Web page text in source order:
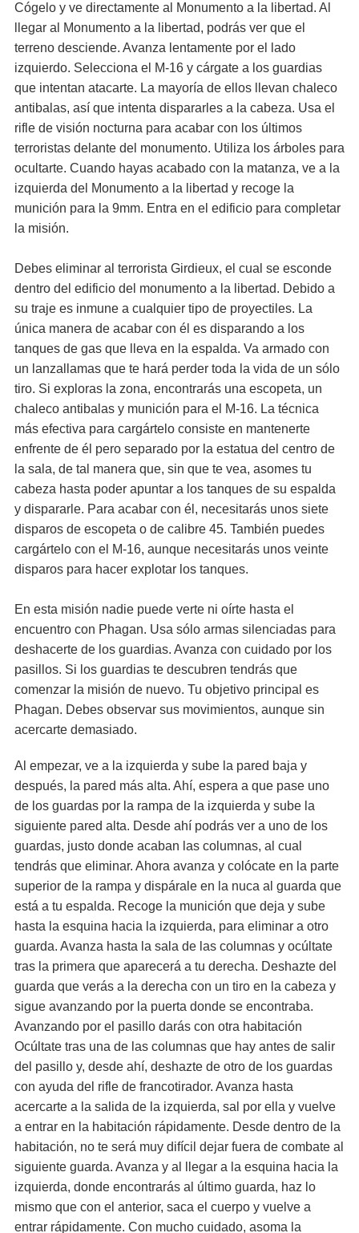
Cógelo y ve directamente al Monumento a la libertad. Al
llegar al Monumento a la libertad, podrás ver que el
terreno desciende. Avanza lentamente por el lado
izquierdo. Selecciona el M-16 y cárgate a los guardias
que intentan atacarte. La mayoría de ellos llevan chaleco
antibalas, así que intenta dispararles a la cabeza. Usa el
rifle de visión nocturna para acabar con los últimos
terroristas delante del monumento. Utiliza los árboles para
ocultarte. Cuando hayas acabado con la matanza, ve a la
izquierda del Monumento a la libertad y recoge la
munición para la 9mm. Entra en el edificio para completar
la misión.
Debes eliminar al terrorista Girdieux, el cual se esconde
dentro del edificio del monumento a la libertad. Debido a
su traje es inmune a cualquier tipo de proyectiles. La
única manera de acabar con él es disparando a los
tanques de gas que lleva en la espalda. Va armado con
un lanzallamas que te hará perder toda la vida de un sólo
tiro. Si exploras la zona, encontrarás una escopeta, un
chaleco antibalas y munición para el M-16. La técnica
más efectiva para cargártelo consiste en mantenerte
enfrente de él pero separado por la estatua del centro de
la sala, de tal manera que, sin que te vea, asomes tu
cabeza hasta poder apuntar a los tanques de su espalda
y dispararle. Para acabar con él, necesitarás unos siete
disparos de escopeta o de calibre 45. También puedes
cargártelo con el M-16, aunque necesitarás unos veinte
disparos para hacer explotar los tanques.
En esta misión nadie puede verte ni oírte hasta el
encuentro con Phagan. Usa sólo armas silenciadas para
deshacerte de los guardias. Avanza con cuidado por los
pasillos. Si los guardias te descubren tendrás que
comenzar la misión de nuevo. Tu objetivo principal es
Phagan. Debes observar sus movimientos, aunque sin
acercarte demasiado.
Al empezar, ve a la izquierda y sube la pared baja y
después, la pared más alta. Ahí, espera a que pase uno
de los guardas por la rampa de la izquierda y sube la
siguiente pared alta. Desde ahí podrás ver a uno de los
guardas, justo donde acaban las columnas, al cual
tendrás que eliminar. Ahora avanza y colócate en la parte
superior de la rampa y dispárale en la nuca al guarda que
está a tu espalda. Recoge la munición que deja y sube
hasta la esquina hacia la izquierda, para eliminar a otro
guarda. Avanza hasta la sala de las columnas y ocúltate
tras la primera que aparecerá a tu derecha. Deshazte del
guarda que verás a la derecha con un tiro en la cabeza y
sigue avanzando por la puerta donde se encontraba.
Avanzando por el pasillo darás con otra habitación
Ocúltate tras una de las columnas que hay antes de salir
del pasillo y, desde ahí, deshazte de otro de los guardas
con ayuda del rifle de francotirador. Avanza hasta
acercarte a la salida de la izquierda, sal por ella y vuelve
a entrar en la habitación rápidamente. Desde dentro de la
habitación, no te será muy difícil dejar fuera de combate al
siguiente guarda. Avanza y al llegar a la esquina hacia la
izquierda, donde encontrarás al último guarda, haz lo
mismo que con el anterior, saca el cuerpo y vuelve a
entrar rápidamente. Con mucho cuidado, asoma la